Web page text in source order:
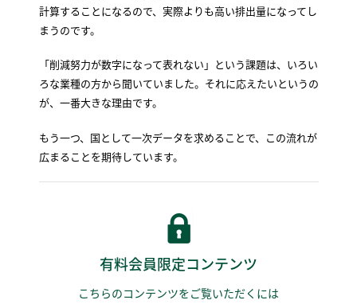
計算することになるので、実際よりも高い排出量になってし
まうのです。
「削減努力が数字になって表れない」という課題は、いろい
ろな業種の方から聞いていました。それに応えたいというの
が、一番大きな理由です。
もう一つ、国として一次データを求めることで、この流れが
広まることを期待しています。
有料会員限定コンテンツ
こちらのコンテンツをご覧いただくには